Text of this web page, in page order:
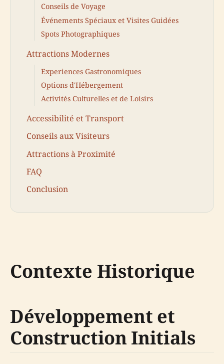
Conseils de Voyage
Événements Spéciaux et Visites Guidées
Spots Photographiques
Attractions Modernes
Experiences Gastronomiques
Options d'Hébergement
Activités Culturelles et de Loisirs
Accessibilité et Transport
Conseils aux Visiteurs
Attractions à Proximité
FAQ
Conclusion
Contexte Historique
Développement et
Construction Initials